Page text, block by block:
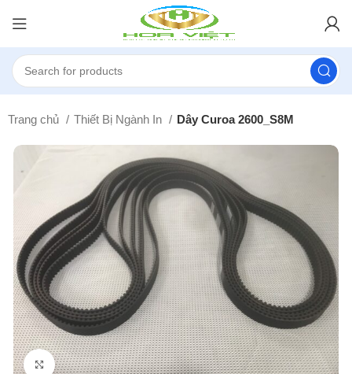
Trang chủ Thiết Bị Ngành In Dây Curoa 2600_S8M
Click to enlarge